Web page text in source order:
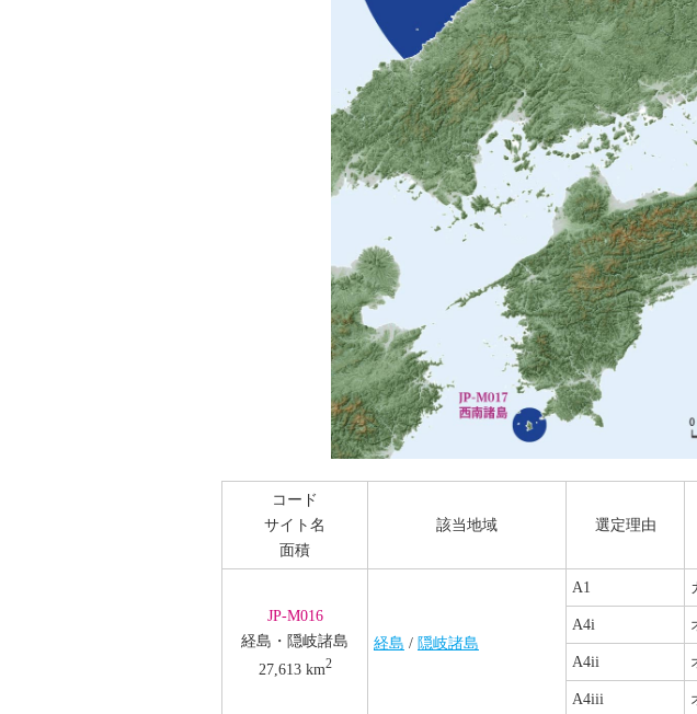
コード
サイト名
面積
該当地域 選定理由
JP-M016
経島・隠岐諸島
27,613 km2
経島 / 隠岐諸島
A1
A4i
A4ii
A4iii